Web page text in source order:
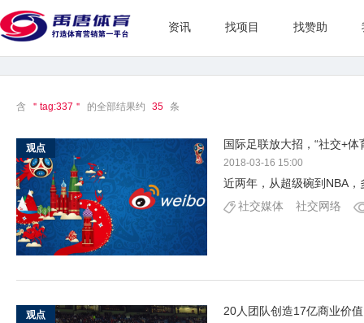
资讯 找项目 找赞助
含 ＂tag:337＂ 的全部结果约 35 条
国际足联放大招，“社交+
2018-03-16 15:00
近两年，从超级碗到NBA
社交媒体
社交网络
观点
20人团队创造17亿商业价
观点